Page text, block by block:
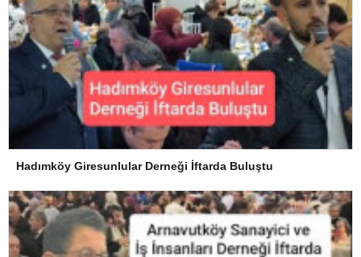
Hadımköy Giresunlular Derneği İftarda Buluştu